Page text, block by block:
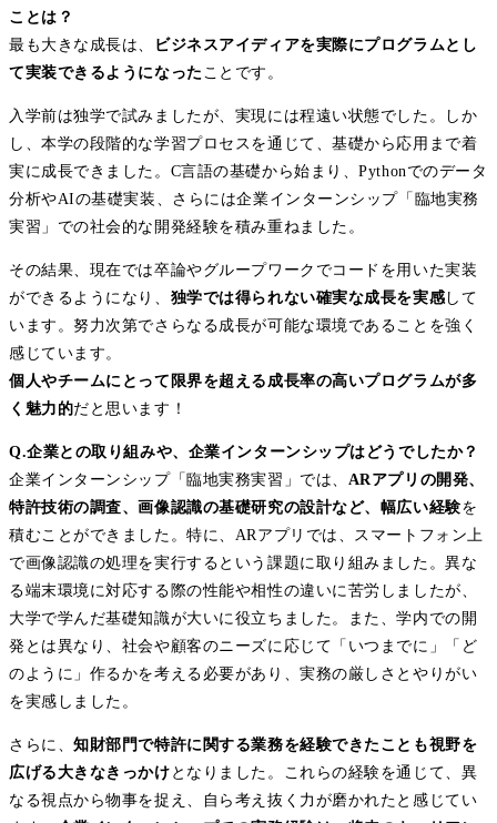
ことは？
最も大きな成長は、
ビジネスアイディアを実際にプログラムとし
て実装できるようになった ことです。
入学前は独学で試みましたが、実現には程遠い状態でした。しか
し、本学の段階的な学習プロセスを通じて、基礎から応用まで着
実に成長できました。C言語の基礎から始まり、Pythonでのデータ
分析やAIの基礎実装、さらには企業インターンシップ「臨地実務
実習」での社会的な開発経験を積み重ねました。
その結果、現在では卒論やグループワークでコードを用いた実装
ができるようになり、 独学では得られない確実な成長を実感 して
います。努力次第でさらなる成長が可能な環境であることを強く
感じています。
個人やチームにとって限界を超える成長率の高いプログラムが多
く魅力的だと思います！
Q.企業との取り組みや、企業インターンシップはどうでしたか？
企業インターンシップ「臨地実務実習」では、 ARアプリの開発、
特許技術の調査、画像認識の基礎研究の設計など、幅広い経験を
積むことができました。特に、ARアプリでは、スマートフォン上
で画像認識の処理を実行するという課題に取り組みました。異な
る端末環境に対応する際の性能や相性の違いに苦労しましたが、
大学で学んだ基礎知識が大いに役立ちました。また、学内での開
発とは異なり、社会や顧客のニーズに応じて「いつまでに」「ど
のように」作るかを考える必要があり、実務の厳しさとやりがい
を実感しました。
さらに、知財部門で特許に関する業務を経験できたことも視野を
広げる大きなきっかけ となりました。これらの経験を通じて、異
なる視点から物事を捉え、自ら考え抜く力が磨かれたと感じてい